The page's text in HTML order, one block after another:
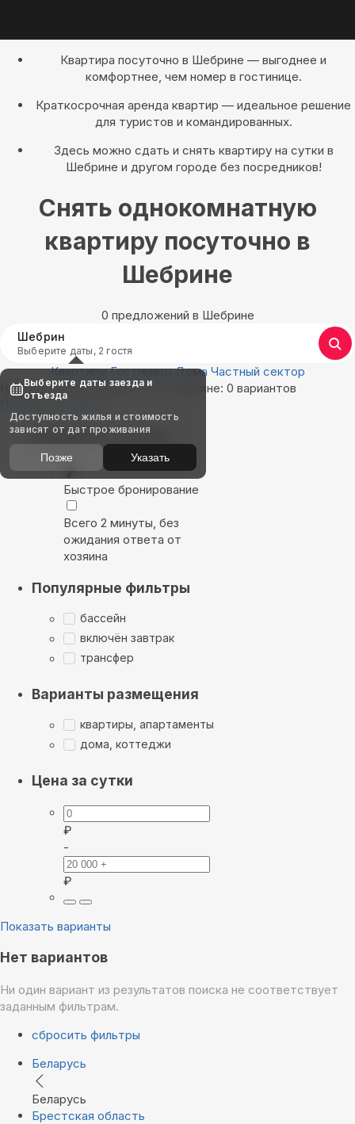
Квартира посуточно в Шебрине — выгоднее и
комфортнее, чем номер в гостинице.
Краткосрочная аренда квартир — идеальное решение
для туристов и командированных.
Здесь можно сдать и снять квартиру на сутки в
Шебрине и другом городе без посредников!
Снять однокомнатную
квартиру посуточно в
Шебрине
0 предложений в Шебрине
Шебрин
Выберите даты, 2 гостя
Квартиры Гостиницы Дома Частный сектор
Найдём, где остановиться в Шебрине: 0 вариантов
Показать на карте
Выбирайте лучшее
Быстрое бронирование
Всего 2 минуты, без
ожидания ответа от
хозяина
Популярные фильтры
бассейн
включён завтрак
трансфер
Варианты размещения
квартиры, апартаменты
дома, коттеджи
Цена за сутки
₽
-
₽
Показать варианты
Нет вариантов
Ни один вариант из результатов поиска не соответствует
заданным фильтрам.
сбросить фильтры
Беларусь
Беларусь
Брестская область
Выберите даты заезда и
отъезда
Доступность жилья и стоимость
зависят от дат проживания
Позже Указать